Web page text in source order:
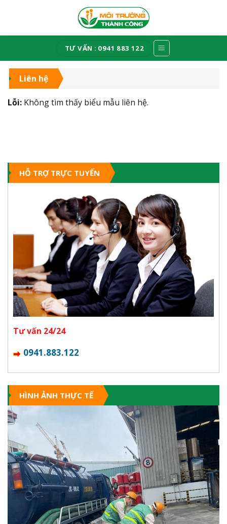
TƯ VẤN : 0941 883 122
Liên hệ
Lỗi: Không tìm thấy biểu mẫu liên hệ.
HỖ TRỢ TRỰC TUYẾN
Tư vấn 24/24
0941.883.122
HÌNH ẢNH THỰC TẾ